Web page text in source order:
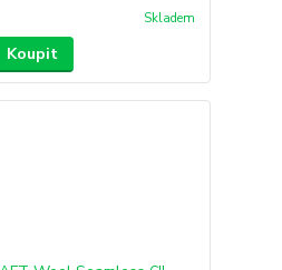
Skladem
Koupit